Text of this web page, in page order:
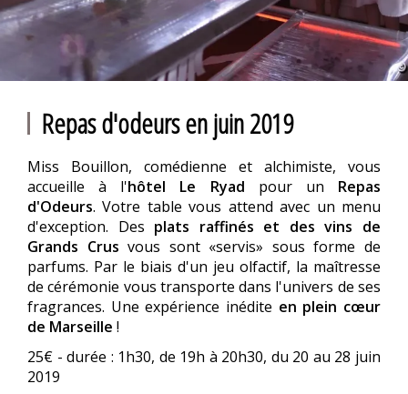
Repas d'odeurs en juin 2019
Miss Bouillon, comédienne et alchimiste, vous
accueille à l'hôtel Le Ryad pour un Repas
d'Odeurs. Votre table vous attend avec un menu
d'exception. Des plats raffinés et des vins de
Grands Crus vous sont «servis» sous forme de
parfums. Par le biais d'un jeu olfactif, la maîtresse
de cérémonie vous transporte dans l'univers de ses
fragrances. Une expérience inédite en plein cœur
de Marseille !
25€ - durée : 1h30, de 19h à 20h30, du 20 au 28 juin
2019